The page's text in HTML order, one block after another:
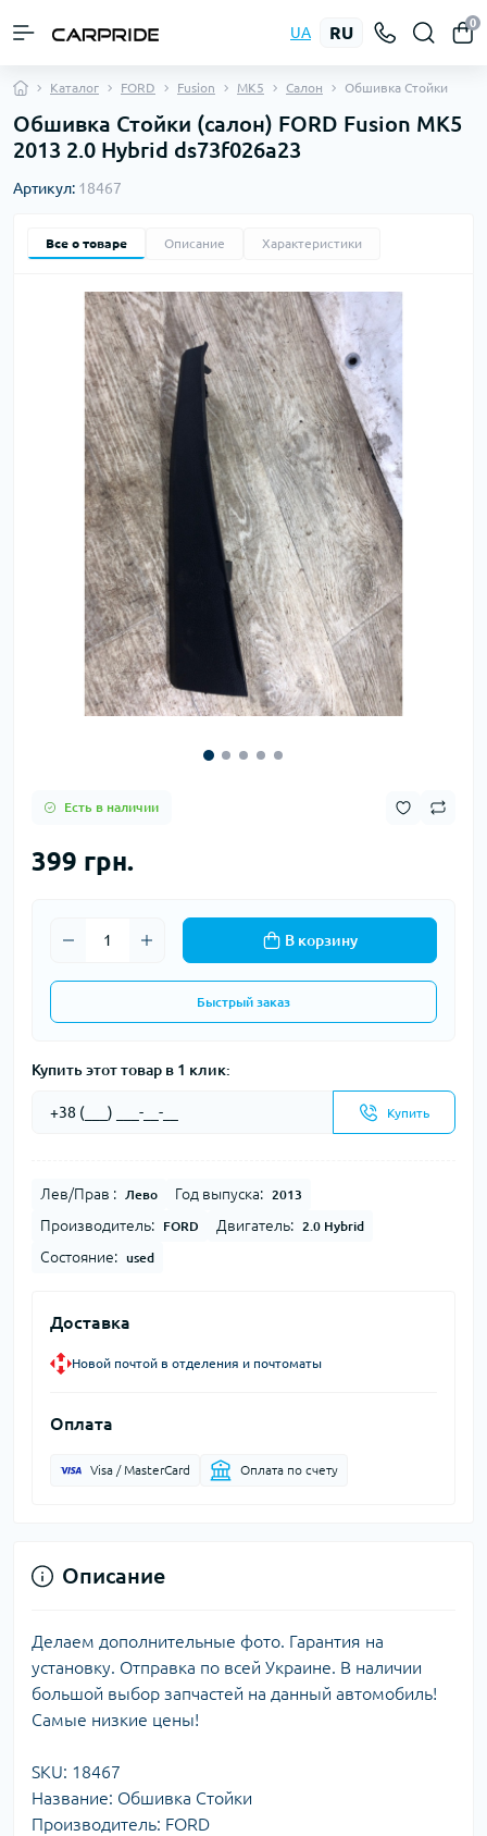
UA RU
0
Каталог FORD Fusion MK5 Салон Обшивка Стойки
Обшивка Стойки (салон) FORD Fusion MK5
2013 2.0 Hybrid ds73f026a23
Артикул: 18467
Все о товаре Описание Характеристики
Есть в наличии
399 грн.
В корзину
Быстрый заказ
Купить этот товар в 1 клик:
Купить
Лев/Прав : Лево Год выпуска: 2013
Производитель: FORD Двигатель: 2.0 Hybrid
Состояние: used
Доставка
Новой почтой в отделения и почтоматы
Оплата
Visa / MasterCard Оплата по счету
Описание
Делаем дополнительные фото. Гарантия на
установку. Отправка по всей Украине. В наличии
большой выбор запчастей на данный автомобиль!
Самые низкие цены!
SKU: 18467
Название: Обшивка Стойки
Производитель: FORD